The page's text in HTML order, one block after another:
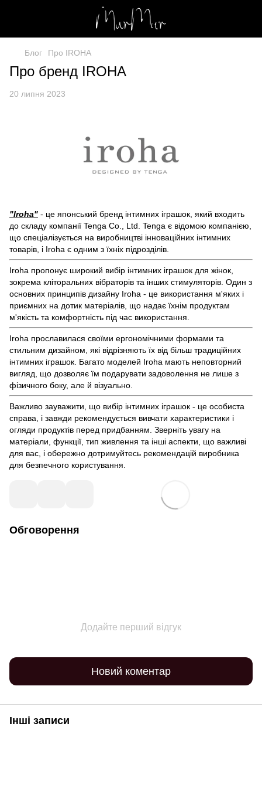
Блог Про IROHA
Про бренд IROHA
20 липня 2023
"Iroha" - це японський бренд інтимних іграшок, який входить
до складу компанії Tenga Co., Ltd. Tenga є відомою компанією,
що спеціалізується на виробництві інноваційних інтимних
товарів, і Iroha є одним з їхніх підрозділів.
Iroha пропонує широкий вибір інтимних іграшок для жінок,
зокрема кліторальних вібраторів та інших стимуляторів. Один з
основних принципів дизайну Iroha - це використання м'яких і
приємних на дотик матеріалів, що надає їхнім продуктам
м'якість та комфортність під час використання.
Iroha прославилася своїми ергономічними формами та
стильним дизайном, які відрізняють їх від більш традиційних
інтимних іграшок. Багато моделей Iroha мають неповторний
вигляд, що дозволяє їм подарувати задоволення не лише з
фізичного боку, але й візуально.
Важливо зауважити, що вибір інтимних іграшок - це особиста
справа, і завжди рекомендується вивчати характеристики і
огляди продуктів перед придбанням. Зверніть увагу на
матеріали, функції, тип живлення та інші аспекти, що важливі
для вас, і обережно дотримуйтесь рекомендацій виробника
для безпечного користування.
Обговорення
Додайте перший відгук
Новий коментар
Інші записи